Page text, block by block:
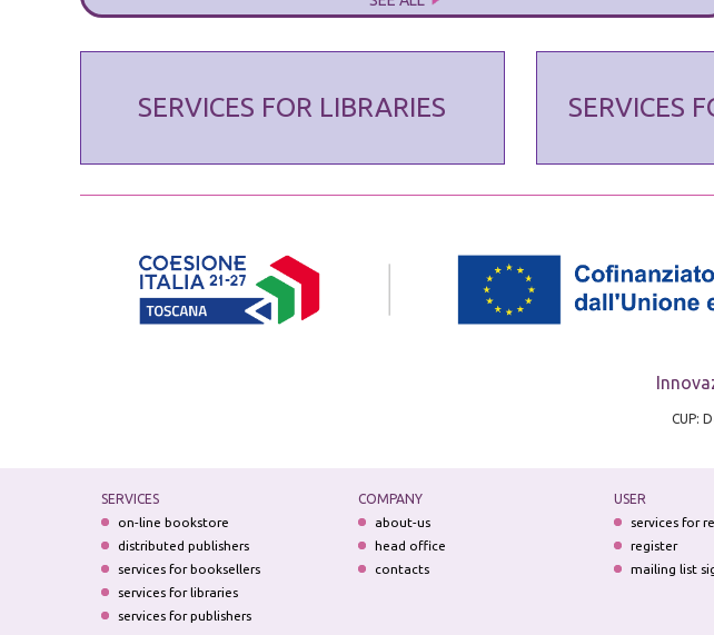
SERVICES FOR LIBRARIES SERVICES
CUP:
SERVICES
on-line bookstore
distributed publishers
services for booksellers
services for libraries
services for publishers
COMPANY
about-us
head office
contacts
USER
services for
register
mailing list